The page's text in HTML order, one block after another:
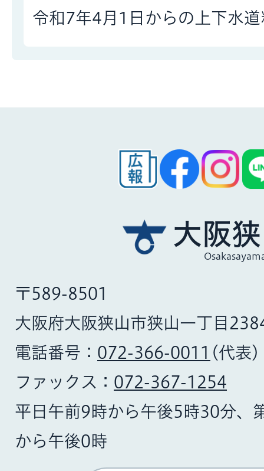
令和7年4月1日からの上下水道
大阪
〒589-8501
大阪府大阪狭山市狭山一丁目
電話番号： 072-366-0011 (代表)
ファックス： 072-367-1254
平日午前9時から午後5時30分、
から午後0時